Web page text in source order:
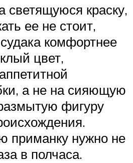
светящуюся краску,
ее не стоит,
комфортнее
цвет,
а не на сияющую
фигуру
приманку нужно не
в полчаса.